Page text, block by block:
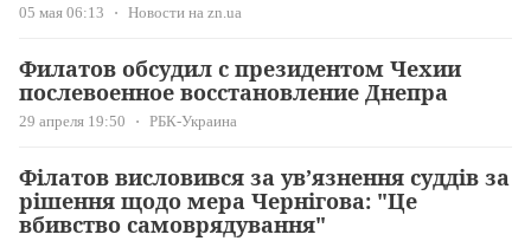
05 мая 06:13 Новости на zn.ua
Филатов обсудил с президентом Чехии
послевоенное восстановление Днепра
29 апреля 19:50 РБК-Украина
Філатов висловився за ув’язнення суддів за
рішення щодо мера Чернігова: "Це
вбивство самоврядування"